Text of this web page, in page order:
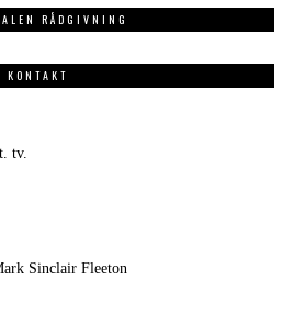
RÅDGIVNING
KONTAKT
tv.
Sinclair Fleeton